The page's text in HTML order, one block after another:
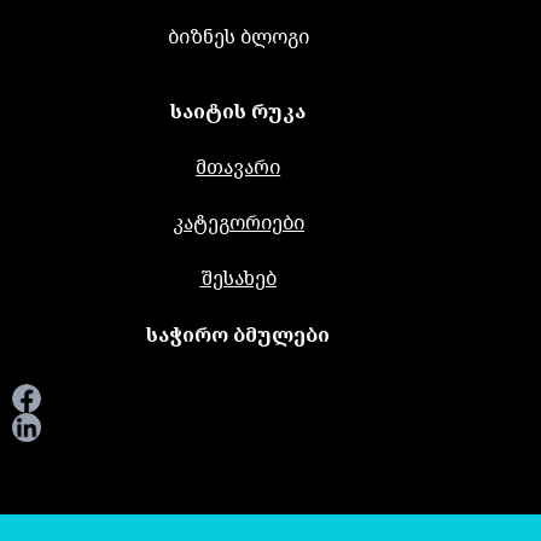
ბიზნეს ბლოგი
საიტის რუკა
მთავარი
კატეგორიები
შესახებ
საჭირო ბმულები